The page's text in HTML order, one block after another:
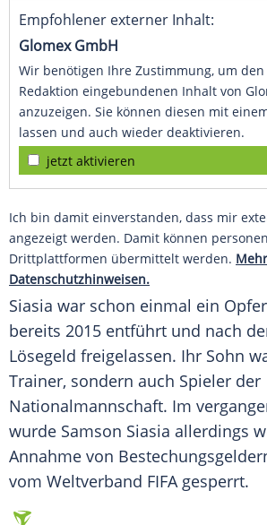
Empfohlener externer Inhalt:
Glomex GmbH
Wir benötigen Ihre Zustimmung, um
Redaktion eingebundenen Inhalt von
anzuzeigen. Sie können diesen mit
lassen und auch wieder deaktivieren.
jetzt aktivieren
Ich bin damit einverstanden, dass mir
angezeigt werden. Damit können
Drittplattformen übermittelt werden.
Datenschutzhinweisen.
Siasia war schon einmal ein
bereits 2015 entführt und nach
Lösegeld freigelassen. Ihr Sohn
Trainer, sondern auch Spieler der
Nationalmannschaft. Im
wurde Samson Siasia allerdings
Annahme von
vom Weltverband FIFA gesperrt.